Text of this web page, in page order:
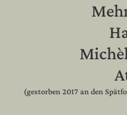
(gestorben 2017 an den